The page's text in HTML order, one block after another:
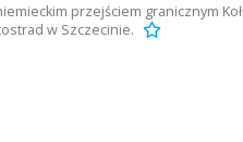
przejściem granicznym
w Szczecinie.